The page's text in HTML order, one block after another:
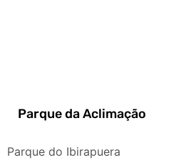
Parque da Aclimação
Parque do Ibirapuera